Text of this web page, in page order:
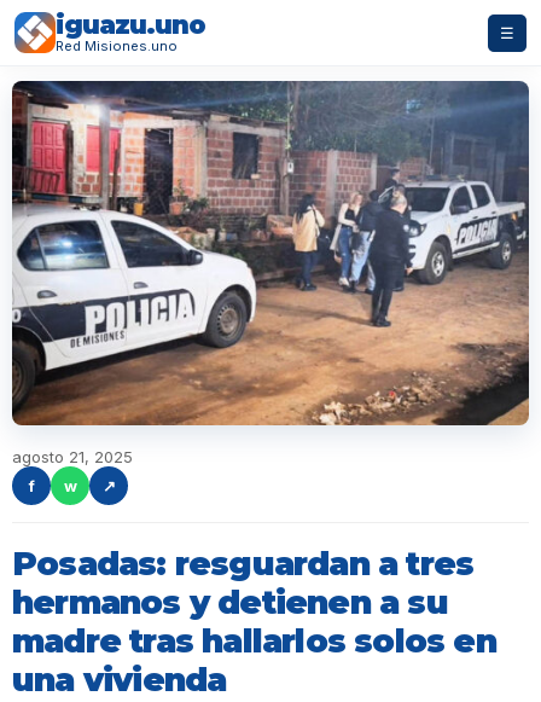
iguazu.uno
Red Misiones.uno
☰
agosto 21, 2025
f
w ↗
Posadas: resguardan a tres
hermanos y detienen a su
madre tras hallarlos solos en
una vivienda